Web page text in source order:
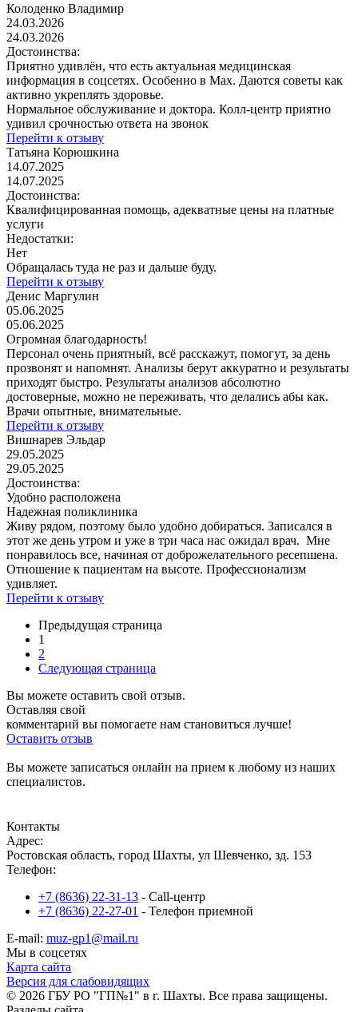
Колоденко Владимир
24.03.2026
24.03.2026
Достоинства:
Приятно удивлён, что есть актуальная медицинская
информация в соцсетях. Особенно в Max. Даются советы как
активно укреплять здоровье.
Нормальное обслуживание и доктора. Колл-центр приятно
удивил срочностью ответа на звонок
Перейти к отзыву
Татьяна Корюшкина
14.07.2025
14.07.2025
Достоинства:
Квалифицированная помощь, адекватные цены на платные
услуги
Недостатки:
Нет
Обращалась туда не раз и дальше буду.
Перейти к отзыву
Денис Маргулин
05.06.2025
05.06.2025
Огромная благодарность!
Персонал очень приятный, всё расскажут, помогут, за день
прозвонят и напомнят. Анализы берут аккуратно и результаты
приходят быстро. Результаты анализов абсолютно
достоверные, можно не переживать, что делались абы как.
Врачи опытные, внимательные.
Перейти к отзыву
Вишнарев Эльдар
29.05.2025
29.05.2025
Достоинства:
Удобно расположена
Надежная поликлиника
Живу рядом, поэтому было удобно добираться. Записался в
этот же день утром и уже в три часа нас ожидал врач. Мне
понравилось все, начиная от доброжелательного ресепшена.
Отношение к пациентам на высоте. Профессионализм
удивляет.
Перейти к отзыву
Предыдущая страница
1
2
Следующая страница
Вы можете оставить свой отзыв.
Оставляя свой
комментарий вы помогаете нам становиться лучше!
Оставить отзыв
Вы можете записаться онлайн на прием к любому из наших
специалистов.
Контакты
Адрес:
Ростовская область, город Шахты, ул Шевченко, зд. 153
Телефон:
+7 (8636) 22-31-13 - Call-центр
+7 (8636) 22-27-01 - Телефон приемной
E-mail: muz-gp1@mail.ru
Мы в соцсетях
Карта сайта
Версия для слабовидящих
© 2026 ГБУ РО "ГП№1" в г. Шахты. Все права защищены.